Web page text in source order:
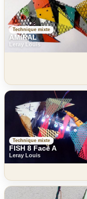
Technique mixte
AMIRAL
Leray Louis
Technique mixte
FISH 8 Face A
Leray Louis